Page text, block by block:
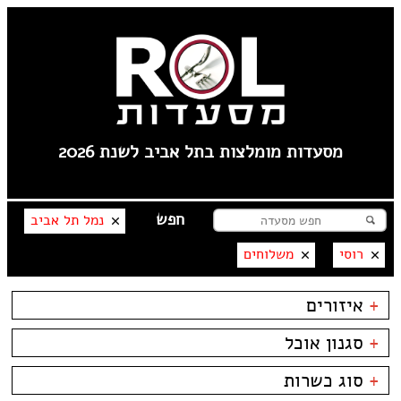
מסעדות מומלצות בתל אביב לשנת 2026
נמל תל אביב
רוסי
משלוחים
+ איזורים
שוק הפשפשים
צהלה
לילינבלום
תל אביב
+ סגנון אוכל
בשרים
דגים
ביסטרו
+ סוג כשרות